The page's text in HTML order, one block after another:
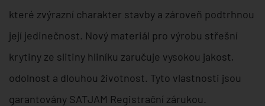
které zvýrazní charakter stavby a zároveň podtrhnou
její jedinečnost. Nový materiál pro výrobu střešní
krytiny ze slitiny hliníku zaručuje vysokou jakost,
odolnost a dlouhou životnost. Tyto vlastnosti jsou
garantovány SATJAM Registrační zárukou.